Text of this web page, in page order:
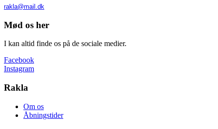
rakla@mail.dk
Mød os her
I kan altid finde os på de sociale medier.
Facebook
Instagram
Rakla
Om os
Åbningstider